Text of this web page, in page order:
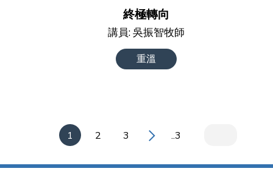
終極轉向
講員: 吳振智牧師
重溫
1 2 3 ..3